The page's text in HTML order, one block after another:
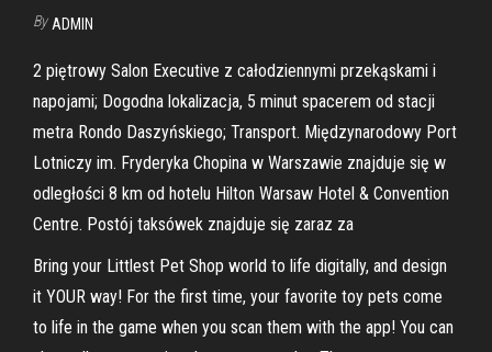
By ADMIN
2 piętrowy Salon Executive z całodziennymi przekąskami i
napojami; Dogodna lokalizacja, 5 minut spacerem od stacji
metra Rondo Daszyńskiego; Transport. Międzynarodowy Port
Lotniczy im. Fryderyka Chopina w Warszawie znajduje się w
odległości 8 km od hotelu Hilton Warsaw Hotel & Convention
Centre. Postój taksówek znajduje się zaraz za
Bring your Littlest Pet Shop world to life digitally, and design
it YOUR way! For the first time, your favorite toy pets come
to life in the game when you scan them with the app! You can